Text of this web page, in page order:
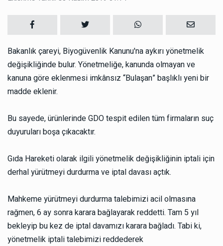
Bakanlık çareyi, Biyogüvenlik Kanunu'na aykırı yönetmelik
değişikliğinde bulur. Yönetmeliğe, kanunda olmayan ve
kanuna göre eklenmesi imkânsız “Bulaşan” başlıklı yeni bir
madde eklenir.
Bu sayede, ürünlerinde GDO tespit edilen tüm firmaların suç
duyuruları boşa çıkacaktır.
Gıda Hareketi olarak ilgili yönetmelik değişikliğinin iptali için
derhal yürütmeyi durdurma ve iptal davası açtık.
Mahkeme yürütmeyi durdurma talebimizi acil olmasına
rağmen, 6 ay sonra karara bağlayarak reddetti. Tam 5 yıl
bekleyip bu kez de iptal davamızı karara bağladı. Tabi ki,
yönetmelik iptali talebimizi reddederek